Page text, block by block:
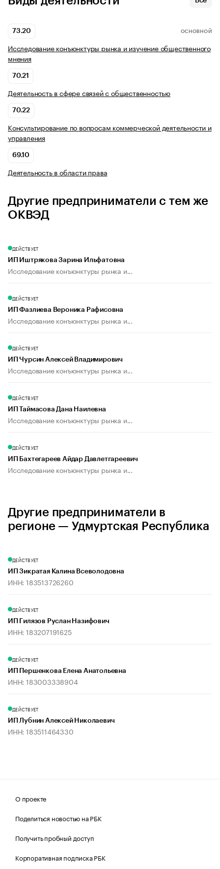
73.20 ОСНОВНОЙ
Исследование конъюнктуры рынка и изучение общественного
мнения
70.21
Деятельность в сфере связей с общественностью
70.22
Консультирование по вопросам коммерческой деятельности и
управления
69.10
Деятельность в области права
Другие предприниматели с тем же
ОКВЭД
ДЕЙСТВУЕТ
ИП Иштрякова Зарина Ильфатовна
Исследование конъюнктуры рынка и...
ДЕЙСТВУЕТ
ИП Фазлиева Вероника Рафисовна
Исследование конъюнктуры рынка и...
ДЕЙСТВУЕТ
ИП Чурсин Алексей Владимирович
Исследование конъюнктуры рынка и...
ДЕЙСТВУЕТ
ИП Таймасова Дана Наилевна
Исследование конъюнктуры рынка и...
ДЕЙСТВУЕТ
ИП Бахтегареев Айдар Давлетгареевич
Исследование конъюнктуры рынка и...
Другие предприниматели в
регионе — Удмуртская Республика
ДЕЙСТВУЕТ
ИП Зикратая Калина Всеволодовна
ИНН: 183513726260
ДЕЙСТВУЕТ
ИП Гилязов Руслан Назифович
ИНН: 183207191625
ДЕЙСТВУЕТ
ИП Першенкова Елена Анатольевна
ИНН: 183003338904
ДЕЙСТВУЕТ
ИП Лубнин Алексей Николаевич
ИНН: 183511464330
О проекте
Поделиться новостью на РБК
Получить пробный доступ
Корпоративная подписка РБК